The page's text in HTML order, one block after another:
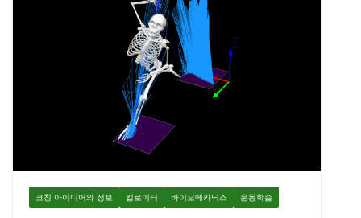
코칭 아이디어와 정보 킬로미터 바이오메카닉스 운동학습